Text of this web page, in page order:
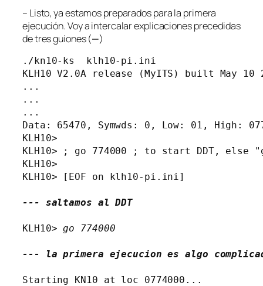
– Listo, ya estamos preparados para la primera
ejecución. Voy a intercalar explicaciones precedidas
de tres guiones (—)
./kn10-ks  klh10-pi.ini
KLH10 V2.0A release (MyITS) built May 10
...
...
...
Data: 65470, Symwds: 0, Low: 01, High:
KLH10>
KLH10> ; go 774000 ; to start DDT, else
KLH10>
KLH10> [EOF on klh10-pi.ini]
--- saltamos al DDT
KLH10> go 774000
--- la primera ejecucion es algo
Starting KN10 at loc 0774000...